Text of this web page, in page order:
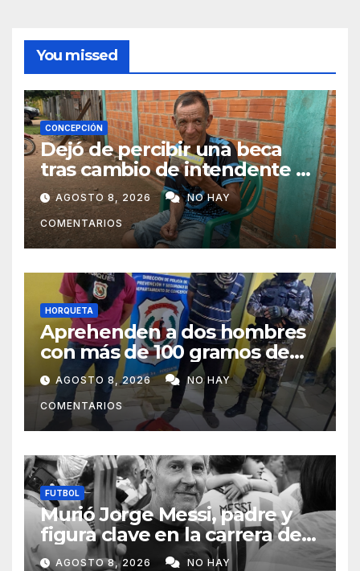
You missed
CONCEPCIÓN
Dejó de percibir una beca
tras cambio de intendente y
ahora vende caramelos para
subsistir
AGOSTO 8, 2026 NO HAY
COMENTARIOS
HORQUETA
Aprehenden a dos hombres
con más de 100 gramos de
supuesta marihuana en
Horqueta
AGOSTO 8, 2026 NO HAY
COMENTARIOS
FUTBOL
Murió Jorge Messi, padre y
figura clave en la carrera de
Lionel Messi
AGOSTO 8, 2026 NO HAY